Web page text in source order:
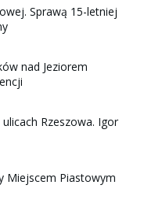
Sprawą 15-letniej
nad Jeziorem
Rzeszowa. Igor
Miejscem Piastowym